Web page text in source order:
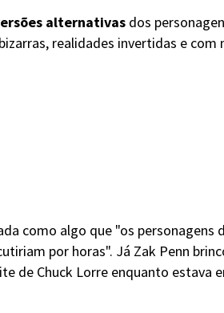
alternativasdos
realidades invertidas e com
como algo que "os personagens
por horas". Já Zak Penn
de Chuck Lorre enquanto estava